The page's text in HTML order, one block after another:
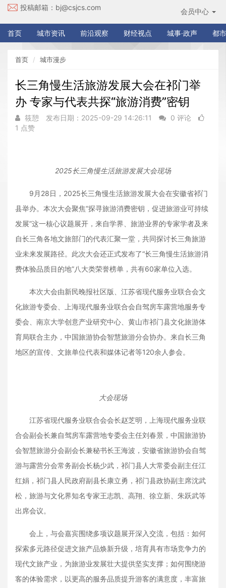
投稿邮箱： bj@csjcs.com 会员中心
首页 城市资讯 前沿观察 财经视点 城事·政声 都
首页 城市漫步
长三角慢生活旅游发展大会在祁门举
办 专家与代表共探“旅游消费”密钥
筱憩 发布日期：2025-09-29 14:26:11
0 评论
1 点赞
2025长三角慢生活旅游发展大会现场
9月28日，2025长三角慢生活旅游发展大会在安徽省祁门
县举办。本次大会聚焦“探寻旅游消费密钥，促进旅游业可持续
发展”这一核心议题展开，来自学界、旅游业界的专家学者及来
自长三角各地文旅部门的代表汇聚一堂，共同探讨长三角旅游
业未来发展路径。此次大会还正式发布了“长三角慢生活旅游消
费体验品质目的地”八大类荣誉榜单，共有60家单位入选。
本次大会由新民晚报社区版、江苏省现代服务业联合会文
化旅游专委会、上海现代服务业联合会自驾房车露营地服务专
委会、南京大学创意产业研究中心、黄山市祁门县文化旅游体
育局联合主办，中国旅游协会智慧旅游分会协办。来自长三角
地区的宣传、文旅单位代表和媒体记者等120余人参会。
大会现场
江苏省现代服务业联合会会长赵芝明，上海现代服务业联
合会副会长兼自驾房车露营地专委会主任刘春景，中国旅游协
会智慧旅游分会副会长兼秘书长王海波，安徽省旅游协会自驾
游与露营分会常务副会长杨少武，祁门县人大常委会副主任江
红娟，祁门县人民政府副县长康立勇，祁门县政协副主席沈武
松，旅游与文化界知名专家王志凯、高翔、徐立新、朱跃武等
出席会议。
会上，与会嘉宾围绕多项议题展开深入交流，包括：如何
探索多元路径促进文旅产品焕新升级，培育具有市场竞争力的
现代文旅产业，为旅游业发展壮大提供坚实支撑；如何围绕游
客的体验需求，以更高的服务品质提升游客的满意度，丰富旅